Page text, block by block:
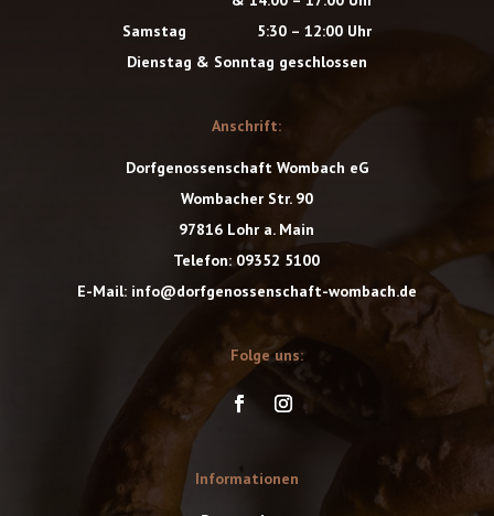
Samstag 5:30 – 12:00 Uhr
Dienstag & Sonntag geschlossen
Anschrift:
Dorfgenossenschaft Wombach eG
Wombacher Str. 90
97816 Lohr a. Main
Telefon: 09352 5100
E-Mail: info@dorfgenossenschaft-wombach.de
Folge uns:
Informationen